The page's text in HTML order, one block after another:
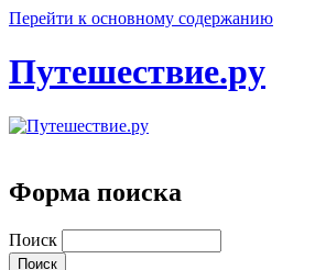
Перейти к основному содержанию
Путешествие.ру
Форма поиска
Поиск